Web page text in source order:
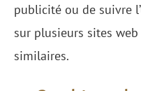
publicité ou de suivre
sur plusieurs sites
similaires.